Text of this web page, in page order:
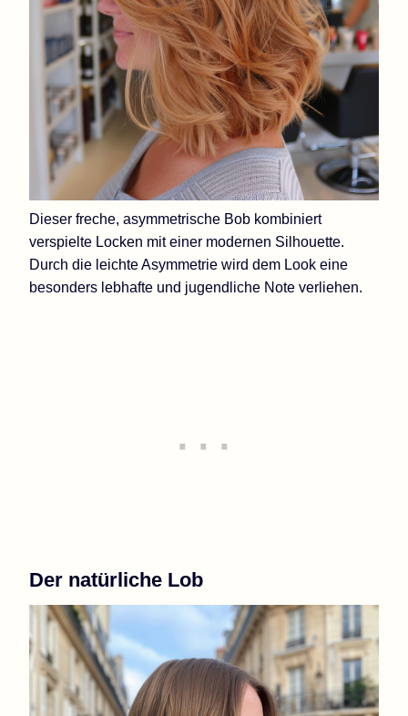
Dieser freche, asymmetrische Bob kombiniert
verspielte Locken mit einer modernen Silhouette.
Durch die leichte Asymmetrie wird dem Look eine
besonders lebhafte und jugendliche Note verliehen.
Der natürliche Lob